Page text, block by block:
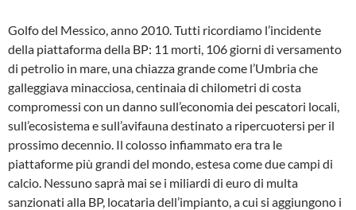
Golfo del Messico, anno 2010. Tutti ricordiamo l’incidente
della piattaforma della BP: 11 morti, 106 giorni di versamento
di petrolio in mare, una chiazza grande come l’Umbria che
galleggiava minacciosa, centinaia di chilometri di costa
compromessi con un danno sull’economia dei pescatori locali,
sull’ecosistema e sull’avifauna destinato a ripercuotersi per il
prossimo decennio. Il colosso infiammato era tra le
piattaforme più grandi del mondo, estesa come due campi di
calcio. Nessuno saprà mai se i miliardi di euro di multa
sanzionati alla BP, locataria dell’impianto, a cui si aggiungono i